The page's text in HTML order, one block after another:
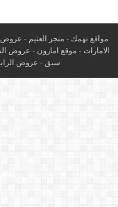
مواقع تهمك - متجر العثيم - عروض
الامارات - موقع امازون - عروض
سبق - عروض